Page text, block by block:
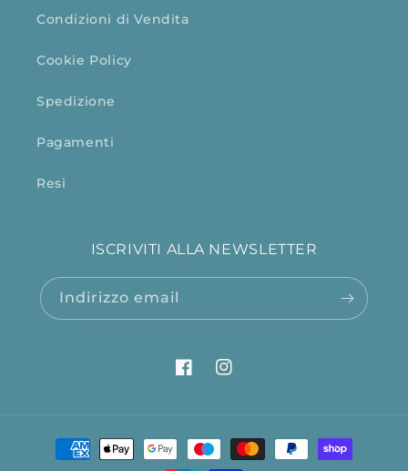
Condizioni di Vendita
Cookie Policy
Spedizione
Pagamenti
Resi
ISCRIVITI ALLA NEWSLETTER
Indirizzo email
FacebookInstagram
Metodi